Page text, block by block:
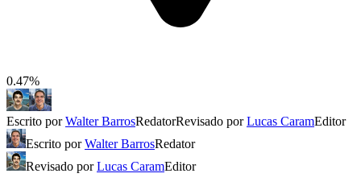
0.47%
Escrito porWalter BarrosRedatorRevisado porLucas CaramEditor
Escrito porWalter BarrosRedator
Revisado porLucas CaramEditor